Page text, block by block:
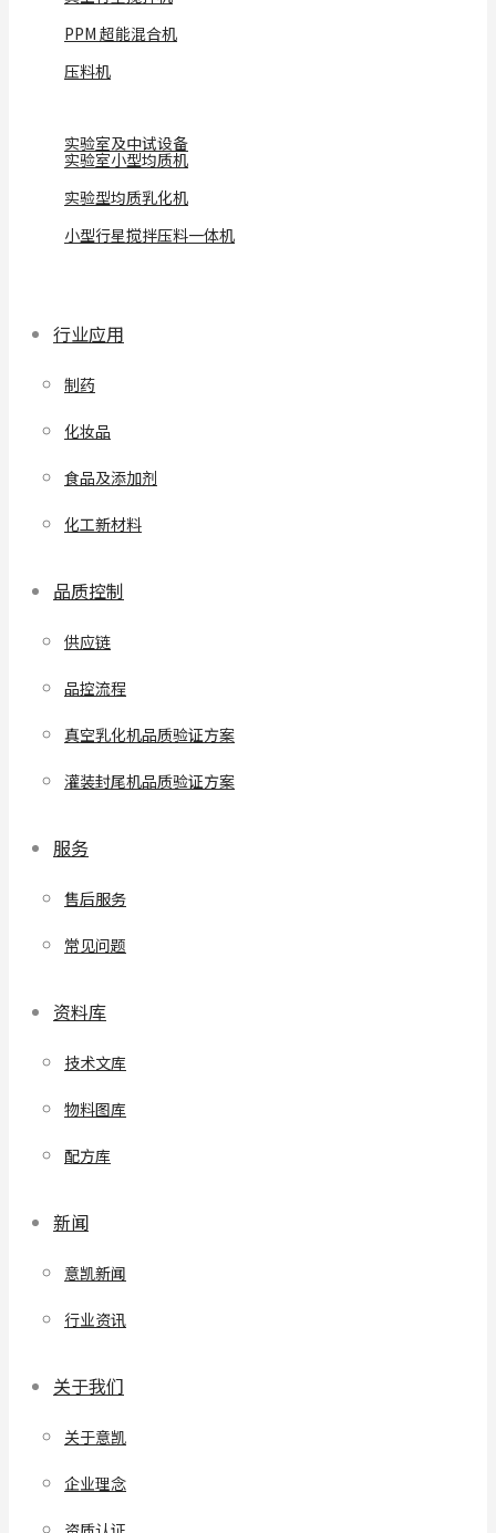
PPM 超能混合机
压料机
实验室及中试设备
实验室小型均质机
实验型均质乳化机
小型行星搅拌压料一体机
行业应用
制药
化妆品
食品及添加剂
化工新材料
品质控制
供应链
品控流程
真空乳化机品质验证方案
灌装封尾机品质验证方案
服务
售后服务
常见问题
资料库
技术文库
物料图库
配方库
新闻
意凯新闻
行业资讯
关于我们
关于意凯
企业理念